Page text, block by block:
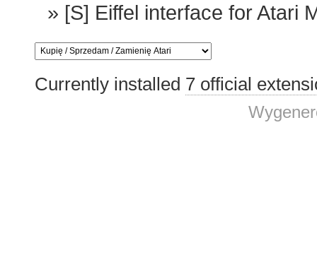
» [S] Eiffel interface for Atari
Currently installed 7 official